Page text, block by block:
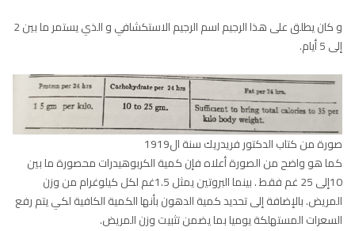
و كان يطلق على هذا الرجيم اسم الرجيم الاستكشافي و الذي يستمر ما بين 2
إلى 5 أيام.
صورة من كتاب الدكتور فريدريك سنة ال1919
كما هو واضح من الصورة أعلاه فإن كمية الكربوهيدرات محصورة ما بين
10إلى 25 غم فقط . بينما البروتين يمثل 1.5غم لكل كيلوغرام من وزن
المريض. بالإضافة إلى تحديد كمية الدهون بأنها الكمية الكافية لكي يتم رفع
السعرات المستهلكة يوميا بما يضمن تثبيت وزن المريض.